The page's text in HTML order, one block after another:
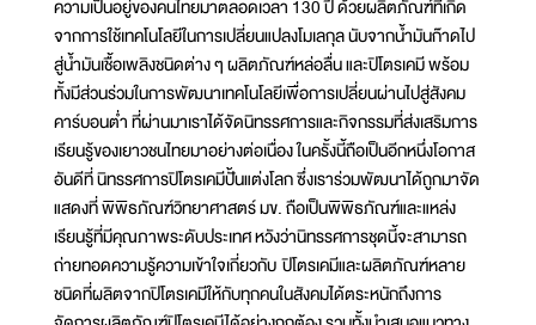
ความเป็นอยู่ของคนไทยมาตลอดเวลา 130 ปี ด้วยผลิตภัณฑ์ที่เกิด
จากการใช้เทคโนโลยีในการเปลี่ยนแปลงโมเลกุล นับจากน้ำมันก๊าดไป
สู่น้ำมันเชื้อเพลิงชนิดต่าง ๆ ผลิตภัณฑ์หล่อลื่น และปิโตรเคมี พร้อม
ทั้งมีส่วนร่วมในการพัฒนาเทคโนโลยีเพื่อการเปลี่ยนผ่านไปสู่สังคม
คาร์บอนต่ำ ที่ผ่านมาเราได้จัดนิทรรศการและกิจกรรมที่ส่งเสริมการ
เรียนรู้ของเยาวชนไทยมาอย่างต่อเนื่อง ในครั้งนี้ถือเป็นอีกหนึ่งโอกาส
อันดีที่ นิทรรศการปิโตรเคมีปั้นแต่งโลก ซึ่งเราร่วมพัฒนาได้ถูกมาจัด
แสดงที่ พิพิธภัณฑ์วิทยาศาสตร์ มข. ถือเป็นพิพิธภัณฑ์และแหล่ง
เรียนรู้ที่มีคุณภาพระดับประเทศ หวังว่านิทรรศการชุดนี้จะสามารถ
ถ่ายทอดความรู้ความเข้าใจเกี่ยวกับ ปิโตรเคมีและผลิตภัณฑ์หลาย
ชนิดที่ผลิตจากปิโตรเคมีให้กับทุกคนในสังคมได้ตระหนักถึงการ